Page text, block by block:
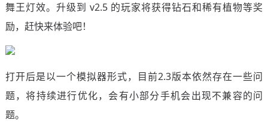
舞王灯效。升级到 v2.5 的玩家将获得钻石和稀有植物等奖
励，赶快来体验吧！
打开后是以一个模拟器形式，目前2.3版本依然存在一些问
题，将持续进行优化，会有小部分手机会出现不兼容的问
题。